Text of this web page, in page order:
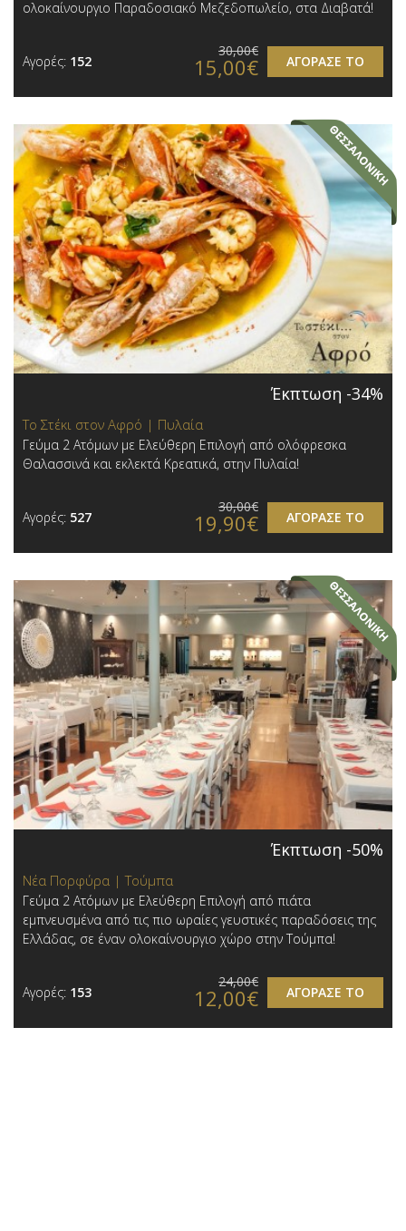
ολοκαίνουργιο Παραδοσιακό Μεζεδοπωλείο, στα Διαβατά!
Αγορές: 152 ΑΓΟΡΑΣΕ ΤΟ
30,00€
15,00€
Έκπτωση -34%
Το Στέκι στον Αφρό | Πυλαία
Γεύμα 2 Ατόμων με Ελεύθερη Επιλογή από ολόφρεσκα
Θαλασσινά και εκλεκτά Κρεατικά, στην Πυλαία!
Αγορές: 527 ΑΓΟΡΑΣΕ ΤΟ
30,00€
19,90€
Έκπτωση -50%
Νέα Πορφύρα | Τούμπα
Γεύμα 2 Ατόμων με Ελεύθερη Επιλογή από πιάτα
εμπνευσμένα από τις πιο ωραίες γευστικές παραδόσεις της
Ελλάδας, σε έναν ολοκαίνουργιο χώρο στην Τούμπα!
Αγορές: 153 ΑΓΟΡΑΣΕ ΤΟ
24,00€
12,00€